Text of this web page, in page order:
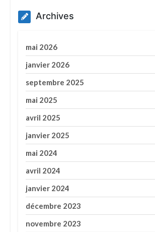
Archives
mai 2026
janvier 2026
septembre 2025
mai 2025
avril 2025
janvier 2025
mai 2024
avril 2024
janvier 2024
décembre 2023
novembre 2023